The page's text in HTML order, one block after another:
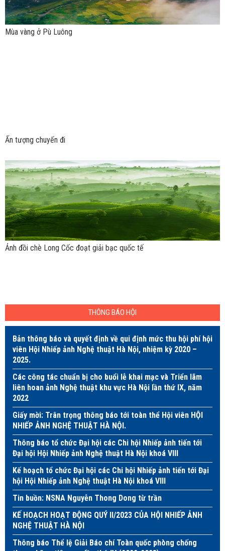
Mùa vàng ở Pù Luông
Ấn tượng chuyến đi
Ảnh đồi chè Long Cốc đoạt giải bạc quốc tế
THÔNG BÁO HỘI
Bản thông báo và quyết định về qui định mức thu hội phí hội
viên Hội Nhiếp ảnh Nghệ thuật Hà Nội, nhiệm kỳ 2020 –
2025.
Các công tác chuẩn bị cho buổi lễ khai mạc và Triển lãm
liên hoan ảnh Nghệ thuật khu vực Hà Nội lần thứ IX, năm
2022
Giấy mời: Trân trọng thông báo tới toàn thể Hội viên HỘI
NHIẾP ẢNH NGHỆ THUẬT HÀ NỘI.
Thông báo tổ chức Đại hội các Chi hội Nhiếp ảnh tiến tới
Đại hội Hội Nhiếp ảnh Nghệ thuật Hà Nội khoá VIII
Kế hoạch tổ chức Đại hội các Chi hội Nhiếp ảnh tiến tới Đại
hội Hội Nhiếp ảnh Nghệ thuật Hà Nội khoá VIII
Tin buồn: NSNA Nguyễn Thong Dong từ trần
KẾ HOẠCH HOẠT ĐỘNG QUÝ II/2023 CỦA HỘI NHIẾP ẢNH
NGHỆ THUẬT HÀ NỘI
Thông báo Thể lệ Giải Báo chí Toàn quốc phòng chống